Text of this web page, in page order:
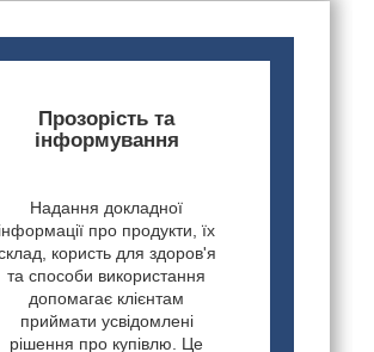
Прозорість та
інформування
Надання докладної
інформації про продукти, їх
користь для здоров'я
та способи використання
допомагає клієнтам
приймати усвідомлені
рішення про купівлю. Це